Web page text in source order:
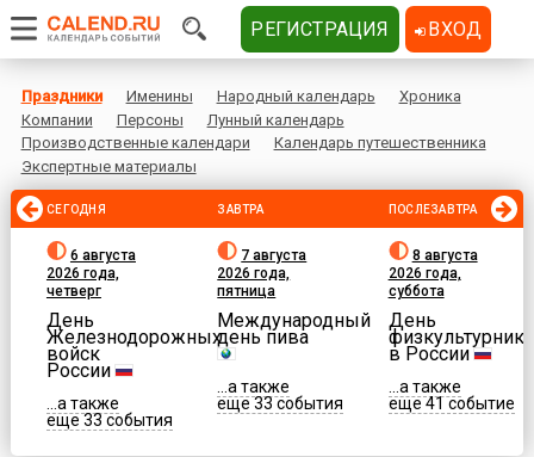
Праздники Именины Народный календарь
Хроника
Компании
Персоны
Лунный календарь
Производственные календари
Календарь путешественника
Экспертные материалы
СЕГОДНЯ
6 августа
2026 года,
четверг
День
Железнодорожных
войск
России
...а также
еще 33 события
ЗАВТРА
7 августа
2026 года,
пятница
Международный
день пива
...а также
еще 33 события
ПОСЛЕЗАВТРА
8 августа
2026 года,
суббота
День
физкультурника
в России
...а также
еще 41 событие
РЕГИСТРАЦИЯ ВХОД